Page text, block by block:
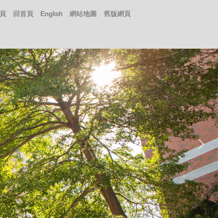
回首頁 English 網站地圖 舊版網頁